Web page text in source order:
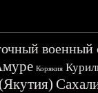
военный
Корякия